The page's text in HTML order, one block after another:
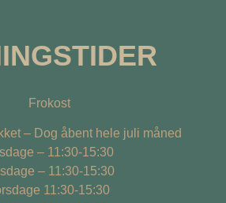
Frokost
– Dog åbent hele juli måned
– 11:30-15:30
– 11:30-15:30
11:30-15:30